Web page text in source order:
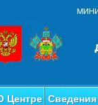
Центре